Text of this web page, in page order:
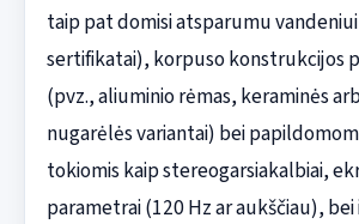
taip pat domisi atsparumu
sertifikatai), korpuso konstrukcijos
(pvz., aliuminio rėmas, keraminės
nugarėlės variantai) bei
tokiomis kaip stereogarsiakalbiai,
parametrai (120 Hz ar aukščiau),